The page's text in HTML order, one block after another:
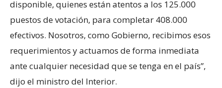
disponible, quienes están atentos a los 125.000
puestos de votación, para completar 408.000
efectivos. Nosotros, como Gobierno, recibimos esos
requerimientos y actuamos de forma inmediata
ante cualquier necesidad que se tenga en el país”,
dijo el ministro del Interior.